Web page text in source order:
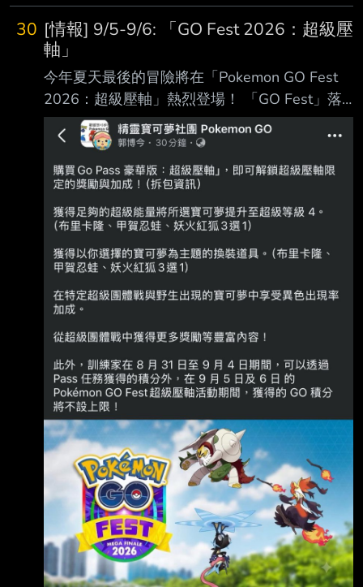
跑出 以下詳細（請照做） 關掉定位>開啟遊戲
>GPS異常>開啟調查畫面>關閉遊戲>打開定位
(GPS)>再登入遊戲>任務 就會跑出來了。 →
gjt0601: 如果未關gps進遊戲，只接到幸運蛋任
務的，一樣再用內文 08/04 → gjt0601: 的關
gps 法，可再接到帽子任務 08/04 → gjt
30 [情報] 9/5-9/6: 「GO Fest 2026：超級壓
軸」
今年夏天最後的冒險將在「Pokemon GO Fest
2026：超級壓軸」熱烈登場！ 「GO Fest」落
幕之際，還有最後一場精彩的全球活動在等著你
們！ 趕快在行事曆記下活動日期吧！ 親愛的訓
練家們： 「GO Fest」歡樂的時光還沒結束！
今年，全球訓練家們在冒險、發現新事物與歡慶
精彩時刻之際， 一起留下了難忘的夏日回憶──
但今年夏天可不只這樣！最後的全球活動
「Pokemon GO Fest 2026：超級壓軸」將於
2026年9月5日～2026年9月6日盛大登場， 我
們等不及要與各位分享相關的活動資